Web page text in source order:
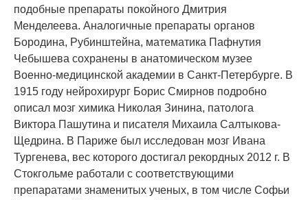
подобные препараты покойного Дмитрия
Менделеева. Аналогичные препараты органов
Бородина, Рубинштейна, математика Пафнутия
Чебышева сохранены в анатомическом музее
Военно-медицинской академии в Санкт-Петербурге. В
1915 году нейрохирург Борис Смирнов подробно
описал мозг химика Николая Зинина, патолога
Виктора Пашутина и писателя Михаила Салтыкова-
Щедрина. В Париже был исследован мозг Ивана
Тургенева, вес которого достигал рекордных 2012 г. В
Стокгольме работали с соответствующими
препаратами знаменитых ученых, в том числе Софьи